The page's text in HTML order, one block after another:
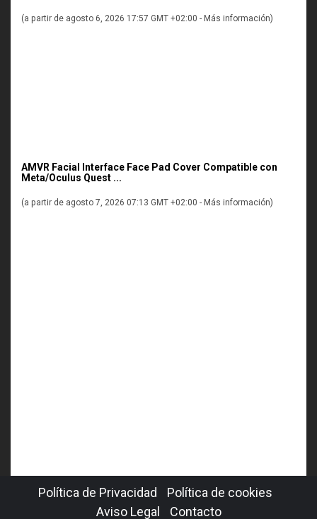
(a partir de agosto 6, 2026 17:57 GMT +02:00 - Más información)
AMVR Facial Interface Face Pad Cover Compatible con
Meta/Oculus Quest ...
(a partir de agosto 7, 2026 07:13 GMT +02:00 - Más información)
Política de Privacidad
Política de cookies
Aviso Legal
Contacto